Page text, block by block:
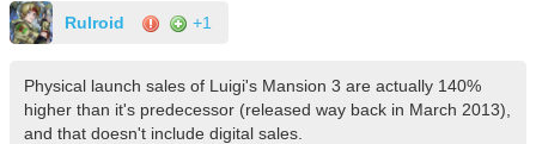
Rulroid +1
Physical launch sales of Luigi's Mansion 3 are actually 140%
higher than it's predecessor (released way back in March 2013),
and that doesn't include digital sales.